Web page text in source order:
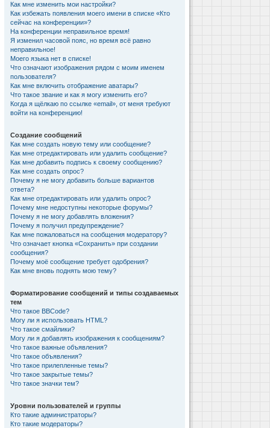
Как мне изменить мои настройки?
Как избежать появления моего имени в списке «Кто
сейчас на конференции»?
На конференции неправильное время!
Я изменил часовой пояс, но время всё равно
неправильное!
Моего языка нет в списке!
Что означают изображения рядом с моим именем
пользователя?
Как мне включить отображение аватары?
Что такое звание и как я могу изменить его?
Когда я щёлкаю по ссылке «email», от меня требуют
войти на конференцию!
Создание сообщений
Как мне создать новую тему или сообщение?
Как мне отредактировать или удалить сообщение?
Как мне добавить подпись к своему сообщению?
Как мне создать опрос?
Почему я не могу добавить больше вариантов
ответа?
Как мне отредактировать или удалить опрос?
Почему мне недоступны некоторые форумы?
Почему я не могу добавлять вложения?
Почему я получил предупреждение?
Как мне пожаловаться на сообщения модератору?
Что означает кнопка «Сохранить» при создании
сообщения?
Почему моё сообщение требует одобрения?
Как мне вновь поднять мою тему?
Форматирование сообщений и типы создаваемых
тем
Что такое BBCode?
Могу ли я использовать HTML?
Что такое смайлики?
Могу ли я добавлять изображения к сообщениям?
Что такое важные объявления?
Что такое объявления?
Что такое прилепленные темы?
Что такое закрытые темы?
Что такое значки тем?
Уровни пользователей и группы
Кто такие администраторы?
Кто такие модераторы?